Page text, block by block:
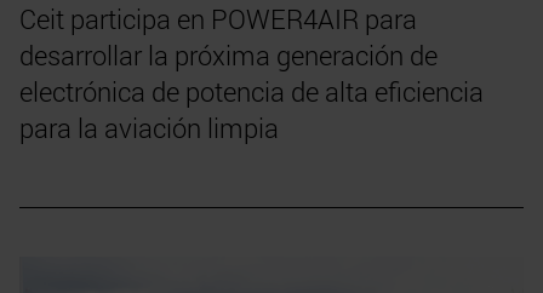
Ceit participa en POWER4AIR para
desarrollar la próxima generación de
electrónica de potencia de alta eficiencia
para la aviación limpia